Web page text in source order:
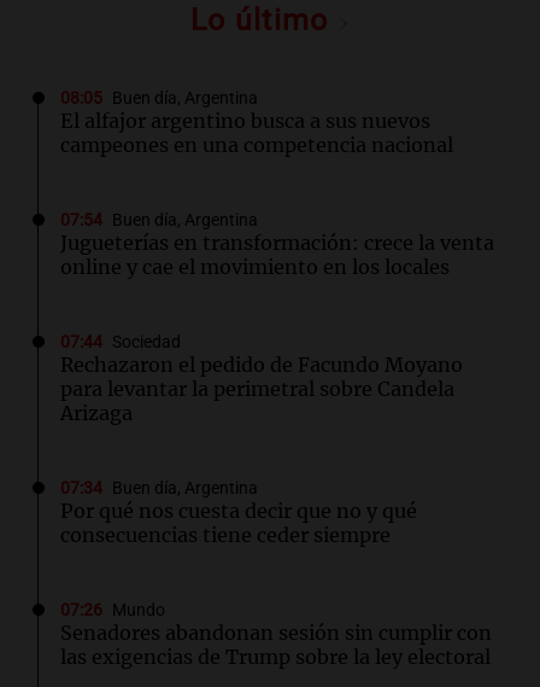
Lo último
08:05 Buen día, Argentina
El alfajor argentino busca a sus nuevos
campeones en una competencia nacional
07:54 Buen día, Argentina
Jugueterías en transformación: crece la venta
online y cae el movimiento en los locales
07:44 Sociedad
Rechazaron el pedido de Facundo Moyano
para levantar la perimetral sobre Candela
Arizaga
07:34 Buen día, Argentina
Por qué nos cuesta decir que no y qué
consecuencias tiene ceder siempre
07:26 Mundo
Senadores abandonan sesión sin cumplir con
las exigencias de Trump sobre la ley electoral